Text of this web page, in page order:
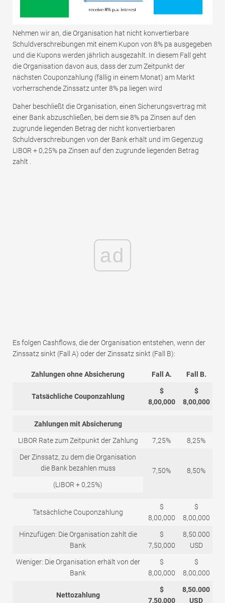
Nehmen wir an, die Organisation hat nicht konvertierbare
Schuldverschreibungen mit einem Kupon von 8% pa ausgegeben
und die Kupons werden jährlich ausgezahlt. In diesem Fall geht
die Organisation davon aus, dass der zum Zeitpunkt der
nächsten Couponzahlung (fällig in einem Monat) am Markt
vorherrschende Zinssatz unter 8% pa liegen wird
Daher beschließt die Organisation, einen Sicherungsvertrag mit
einer Bank abzuschließen, bei dem sie 8% pa Zinsen auf den
zugrunde liegenden Betrag der nicht konvertierbaren
Schuldverschreibungen von der Bank erhält und im Gegenzug
LIBOR + 0,25% pa Zinsen auf den zugrunde liegenden Betrag
zahlt .
ad
Es folgen Cashflows, die der Organisation entstehen, wenn der
Zinssatz sinkt (Fall A) oder der Zinssatz sinkt (Fall B):
Zahlungen ohne Absicherung Fall A. Fall B.
Tatsächliche Couponzahlung
$
8,00,000
$
8,00,000
Zahlungen mit Absicherung
LIBOR Rate zum Zeitpunkt der Zahlung 7,25% 8,25%
Der Zinssatz, zu dem die Organisation
die Bank bezahlen muss
7,50%
8,50%
(LIBOR + 0,25%)
Tatsächliche Couponzahlung
$
8,00,000
$
8,00,000
Hinzufügen: Die Organisation zahlt die
Bank
$
7,50,000
8,50.000
USD
Weniger: Die Organisation erhält von der
Bank
$
8,00,000
$
8,00,000
Nettozahlung
$
7,50,000
8,50.000
USD